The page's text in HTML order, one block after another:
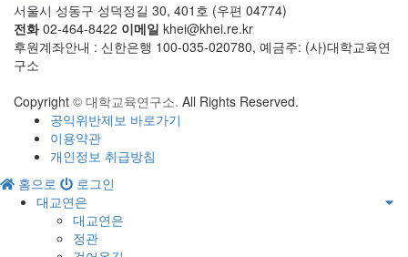
서울시 성동구 성덕정길 30, 401호 (우편 04774)
전화02-464-8422 이메일 khei@khei.re.kr
후원계좌안내 : 신한은행 100-035-020780, 예금주: (사)대학교육연
구소
Copyright © 대학교육연구소. All Rights Reserved.
공익위반제보 바로가기
이용약관
개인정보 취급방침
홈으로
로그인
대교연은
대교연은
정관